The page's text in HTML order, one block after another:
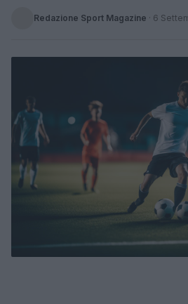
Redazione Sport Magazine · 6